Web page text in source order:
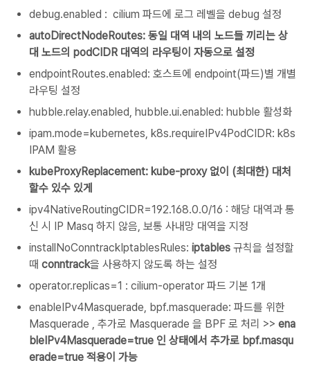
debug.enabled : cilium 파드에 로그 레벨을 debug 설정
autoDirectNodeRoutes: 동일 대역 내의 노드들 끼리는 상
대 노드의 podCIDR 대역의 라우팅이 자동으로 설정
endpointRoutes.enabled: 호스트에 endpoint(파드)별 개별
라우팅 설정
hubble.relay.enabled, hubble.ui.enabled: hubble 활성화
ipam.mode=kubernetes, k8s.requireIPv4PodCIDR: k8s
IPAM 활용
kubeProxyReplacement: kube-proxy 없이 (최대한) 대처
할수 있수 있게
ipv4NativeRoutingCIDR=192.168.0.0/16 : 해당 대역과 통
신 시 IP Masq 하지 않음, 보통 사내망 대역을 지정
installNoConntrackIptablesRules: iptables 규칙을 설정할
때 conntrack을 사용하지 않도록 하는 설정
operator.replicas=1 : cilium-operator 파드 기본 1개
enableIPv4Masquerade, bpf.masquerade: 파드를 위한
Masquerade , 추가로 Masquerade 을 BPF 로 처리 >> ena
bleIPv4Masquerade=true 인 상태에서 추가로 bpf.masqu
erade=true 적용이 가능